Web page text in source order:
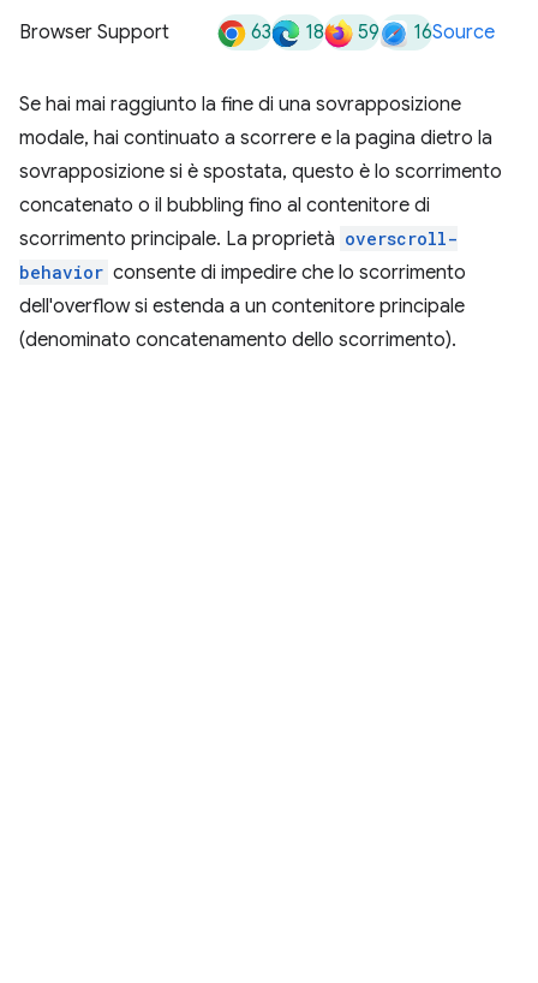
Browser Support 63 18 59 16Source
Se hai mai raggiunto la fine di una sovrapposizione
modale, hai continuato a scorrere e la pagina dietro la
sovrapposizione si è spostata, questo è lo scorrimento
concatenato o il bubbling fino al contenitore di
scorrimento principale. La proprietà overscroll-
behavior consente di impedire che lo scorrimento
dell'overflow si estenda a un contenitore principale
(denominato concatenamento dello scorrimento).